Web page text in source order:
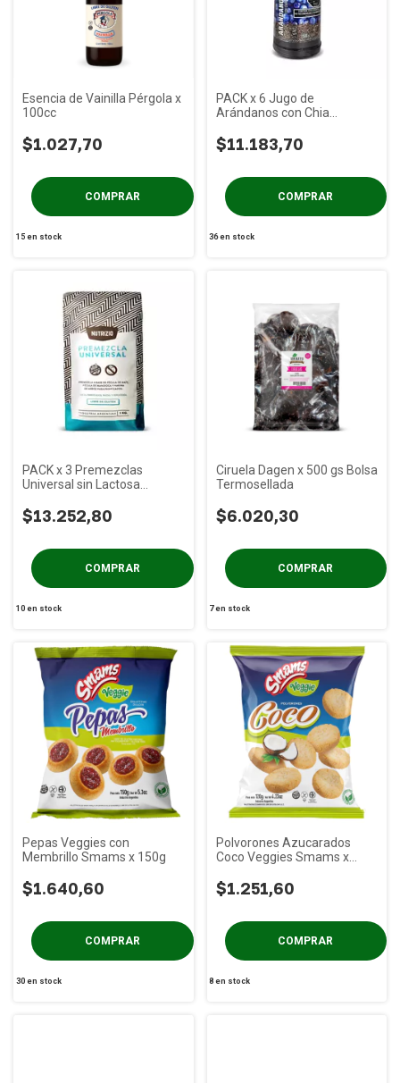
Esencia de Vainilla Pérgola x
100cc
$1.027,70
15en stock
PACK x 6 Jugo de
Arándanos con Chia
1.5L
$11.183,70
36en stock
PACK x 3 Premezclas
Universal sin Lactosa
$13.252,80
10en stock
Ciruela Dagen x 500 gs Bolsa
Termosellada
$6.020,30
7en stock
Pepas Veggies con
Membrillo Smams x 150g
$1.640,60
30en stock
Polvorones Azucarados
Coco Veggies Smams x
$1.251,60
8 en stock